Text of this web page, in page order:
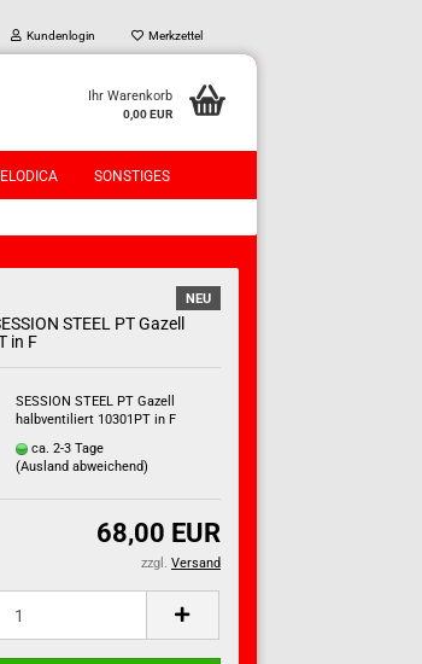
Kundenlogin Merkzettel
Ihr Warenkorb
0,00 EUR
SONSTIGES
NEU
STEEL PT Gazell
in F
SESSION STEEL PT Gazell
halbventiliert 10301PT in F
ca. 2-3 Tage
(Ausland abweichend)
68,00 EUR
zzgl. Versand